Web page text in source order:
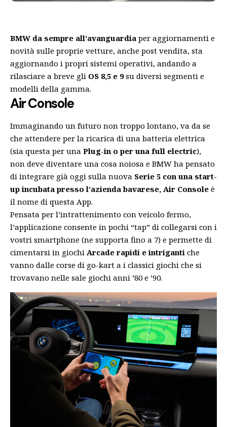
BMW da sempre all’avanguardia per aggiornamenti e
novità sulle proprie vetture, anche post vendita, sta
aggiornando i propri sistemi operativi, andando a
rilasciare a breve gli OS 8,5 e 9su diversi segmenti e
modelli della gamma.
Air Console
Immaginando un futuro non troppo lontano, va da se
che attendere per la ricarica di una batteria elettrica
(sia questa per una Plug-in o per una full electric),
non deve diventare una cosa noiosa e BMW ha pensato
di integrare già oggi sulla nuova Serie 5 con una start-
up incubata presso l’azienda bavarese, Air Console è
il nome di questa App.
Pensata per l’intrattenimento con veicolo fermo,
l’applicazione consente in pochi “tap” di collegarsi con i
vostri smartphone (ne supporta fino a 7) e permette di
cimentarsi in giochi Arcade rapidi e intriganti che
vanno dalle corse di go-kart a i classici giochi che si
trovavano nelle sale giochi anni ’80 e ’90.